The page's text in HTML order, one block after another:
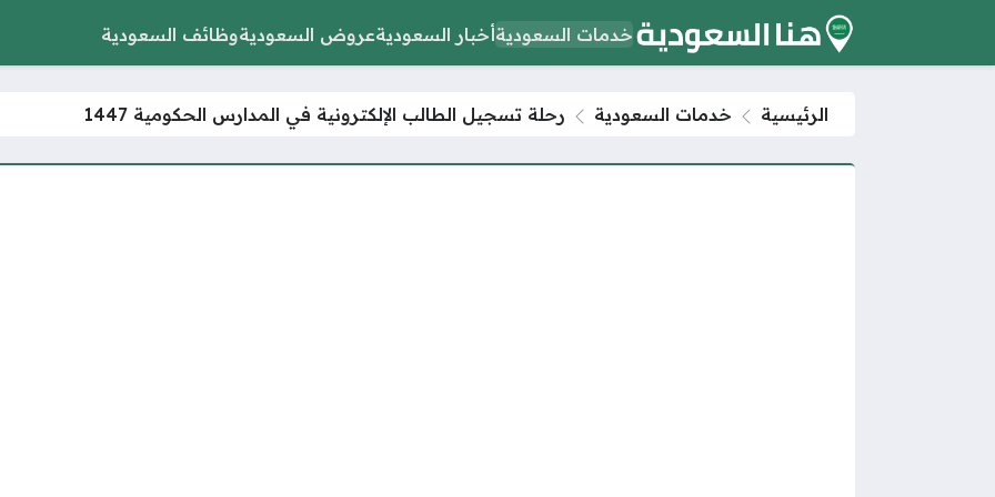
خدمات السعوديةأخبار السعوديةعروض السعوديةوظائف السعودية
الرئيسية خدمات السعودية رحلة تسجيل الطالب الإلكترونية في المدارس الحكومية 1447